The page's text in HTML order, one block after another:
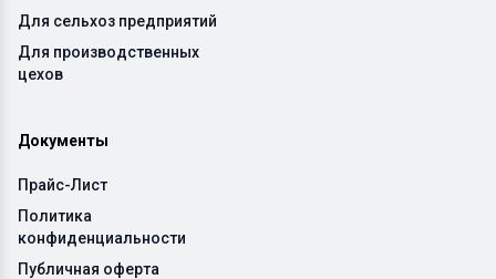
Для сельхоз предприятий
Для производственных
цехов
Документы
Прайс-Лист
Политика
конфиденциальности
Публичная оферта